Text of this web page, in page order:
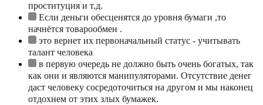
проституция и т.д.
Если деньги обесценятся до уровня бумаги ,то
начнётся товарообмен .
это вернет их первоначальный статус - учитывать
талант человека
в первую очередь не должно быть очень богатых, так
как они и являются манипуляторами. Отсутствие денег
даст человеку сосредоточиться на другом и мы наконец
отдохнем от этих злых бумажек.